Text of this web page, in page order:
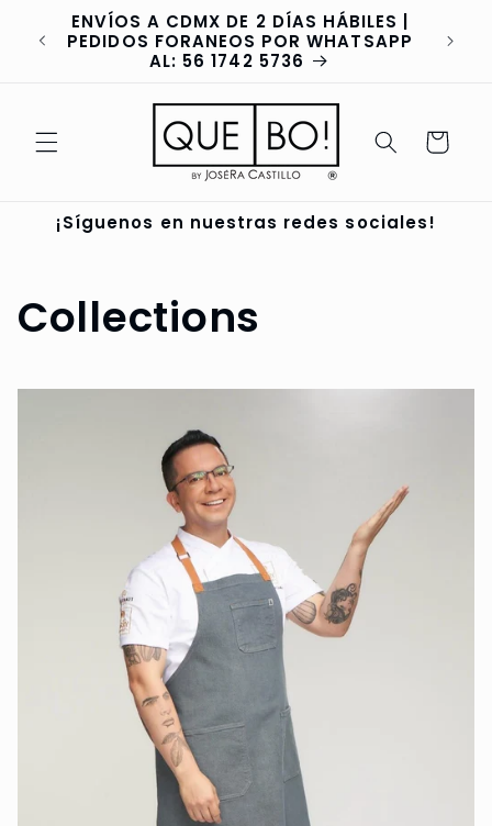
directamente
al contenido
ENVÍOS A CDMX DE 2 DÍAS HÁBILES |
PEDIDOS FORANEOS POR WHATSAPP
AL: 56 1742 5736
Carrito
¡Síguenos en nuestras redes sociales!
Collections